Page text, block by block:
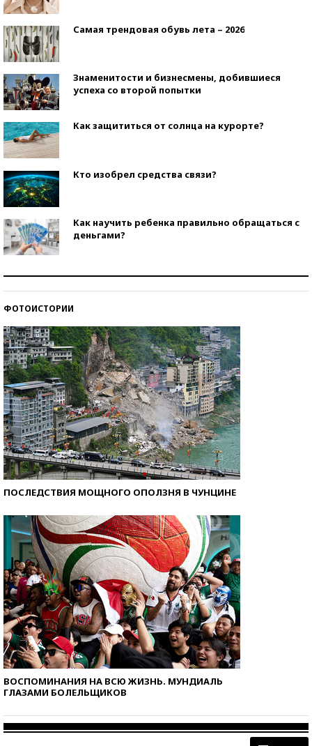
Самая трендовая обувь лета – 2026
Знаменитости и бизнесмены, добившиеся
успеха со второй попытки
Как защититься от солнца на курорте?
Кто изобрел средства связи?
Как научить ребенка правильно обращаться с
деньгами?
ФОТОИСТОРИИ
ПОСЛЕДСТВИЯ МОЩНОГО ОПОЛЗНЯ В ЧУНЦИНЕ
ВОСПОМИНАНИЯ НА ВСЮ ЖИЗНЬ. МУНДИАЛЬ
ГЛАЗАМИ БОЛЕЛЬЩИКОВ